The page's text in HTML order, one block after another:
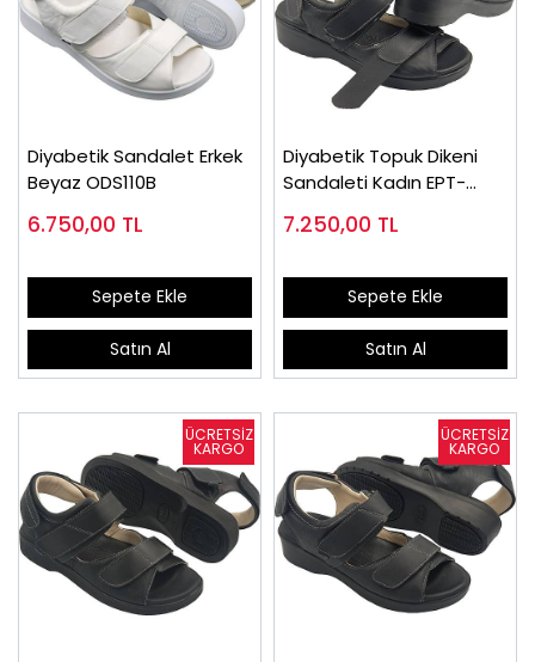
Diyabetik Sandalet Erkek
Beyaz ODS110B
6.750,00 TL
Sepete Ekle
Satın Al
Diyabetik Topuk Dikeni
Sandaleti Kadın EPT-
7.250,00 TL
Sepete Ekle
Satın Al